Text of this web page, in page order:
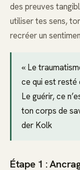
des preuves
utiliser tes sens,
recréer un
« Le
ce qui est resté
Le guérir, ce
ton corps de
der Kolk
Étape 1 :